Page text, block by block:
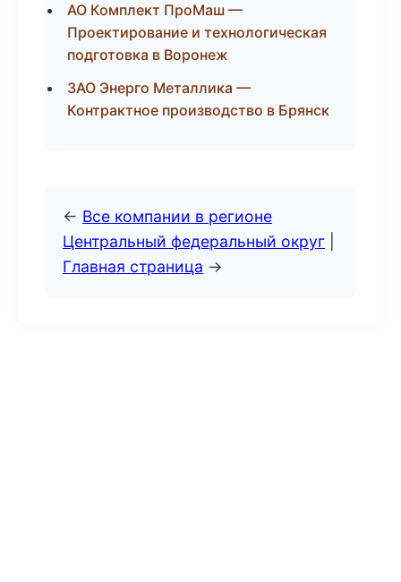
АО Комплект ПроМаш —
Проектирование и технологическая
подготовка в Воронеж
ЗАО Энерго Металлика —
Контрактное производство в Брянск
← Все компании в регионе
Центральный федеральный округ
Главная страница →